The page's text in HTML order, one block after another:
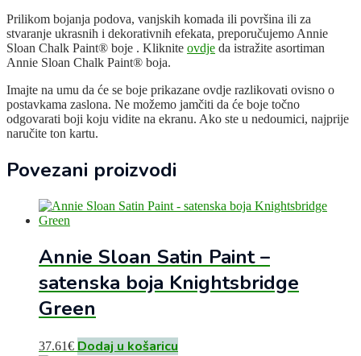
Prilikom bojanja podova, vanjskih komada ili površina ili za
stvaranje ukrasnih i dekorativnih efekata, preporučujemo Annie
Sloan Chalk Paint® boje . Kliknite ovdje da istražite asortiman
Annie Sloan Chalk Paint® boja.
Imajte na umu da će se boje prikazane ovdje razlikovati ovisno o
postavkama zaslona. Ne možemo jamčiti da će boje točno
odgovarati boji koju vidite na ekranu. Ako ste u nedoumici, najprije
naručite ton kartu.
Povezani proizvodi
Annie Sloan Satin Paint –
satenska boja Knightsbridge
Green
37.61€ Dodaj u košaricu